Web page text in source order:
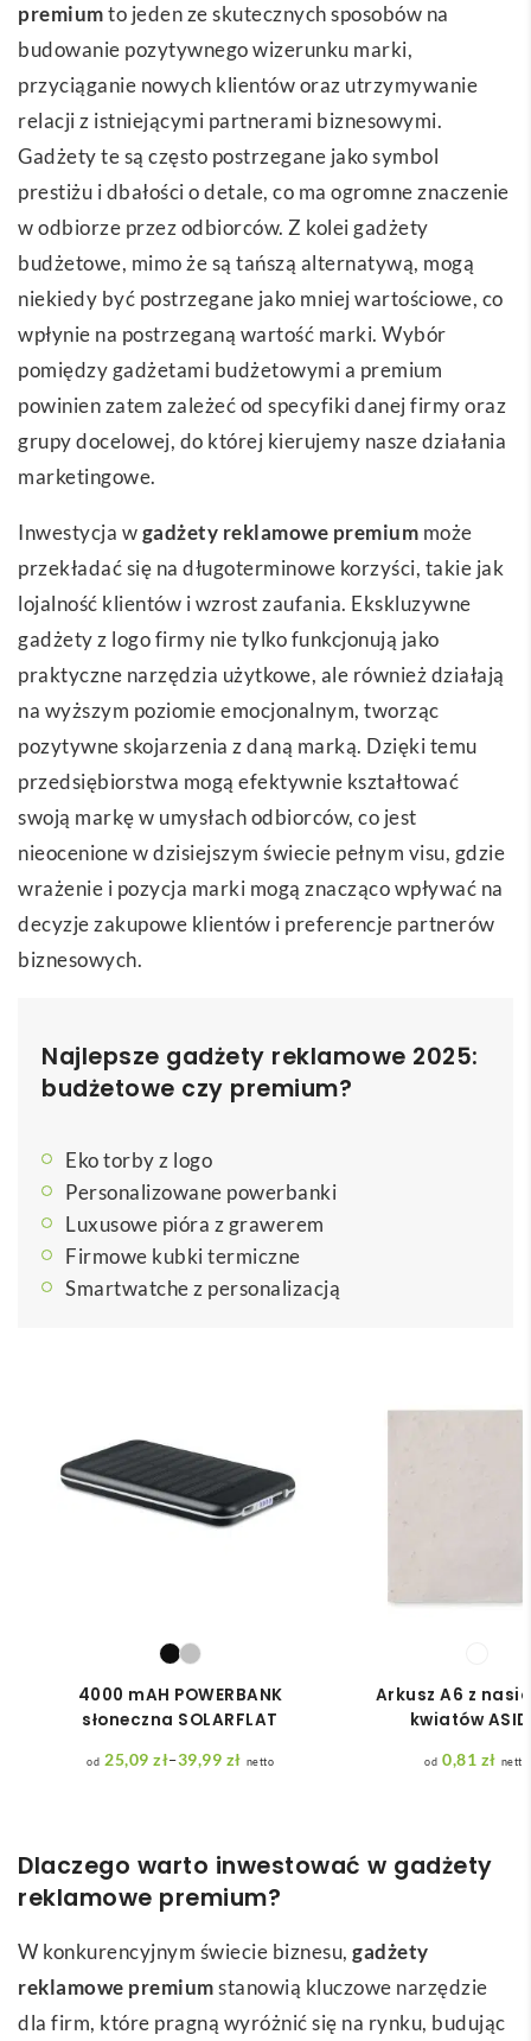
premiumto jeden ze skutecznych sposobów na
budowanie pozytywnego wizerunku marki,
przyciąganie nowych klientów oraz utrzymywanie
relacji z istniejącymi partnerami biznesowymi.
Gadżety te są często postrzegane jako symbol
prestiżu i dbałości o detale, co ma ogromne znaczenie
w odbiorze przez odbiorców. Z kolei gadżety
budżetowe, mimo że są tańszą alternatywą, mogą
niekiedy być postrzegane jako mniej wartościowe, co
wpłynie na postrzeganą wartość marki. Wybór
pomiędzy gadżetami budżetowymi a premium
powinien zatem zależeć od specyfiki danej firmy oraz
grupy docelowej, do której kierujemy nasze działania
marketingowe.
Inwestycja wgadżety reklamowe premium może
przekładać się na długoterminowe korzyści, takie jak
lojalność klientów i wzrost zaufania. Ekskluzywne
gadżety z logo firmy nie tylko funkcjonują jako
praktyczne narzędzia użytkowe, ale również działają
na wyższym poziomie emocjonalnym, tworząc
pozytywne skojarzenia z daną marką. Dzięki temu
przedsiębiorstwa mogą efektywnie kształtować
swoją markę w umysłach odbiorców, co jest
nieocenione w dzisiejszym świecie pełnym visu, gdzie
wrażenie i pozycja marki mogą znacząco wpływać na
decyzje zakupowe klientów i preferencje partnerów
biznesowych.
Najlepsze gadżety reklamowe 2025:
budżetowe czy premium?
Eko torby z logo
Personalizowane powerbanki
Luxusowe pióra z grawerem
Firmowe kubki termiczne
Smartwatche z personalizacją
4000 mAH POWERBANK
słoneczna SOLARFLAT
25,09 zł–39,99 zł
do
39,99 zł
netto
Arkusz A6 z
kwiatów
0,81 zł netto
Dlaczego warto inwestować w gadżety
reklamowe premium?
W konkurencyjnym świecie biznesu, gadżety
reklamowe premiumstanowią kluczowe narzędzie
dla firm, które pragną wyróżnić się na rynku, budując